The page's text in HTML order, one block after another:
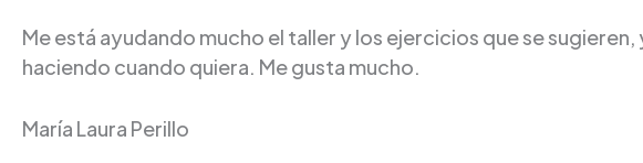
Me está ayudando mucho el taller y los ejercicios que se sugieren,
haciendo cuando quiera. Me gusta mucho.
María Laura Perillo